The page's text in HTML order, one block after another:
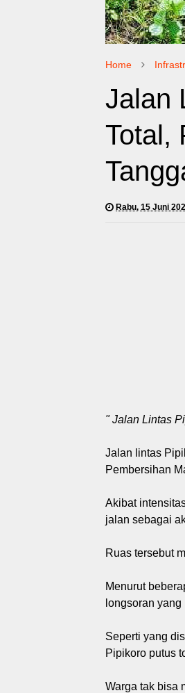
Home
Jalan
Total,
Rabu, 15 Juni
" Jalan Lintas
Jalan lintas
Pembersihan
Akibat
jalan sebagai
Ruas tersebut
Menurut
longsoran
Seperti yang
Pipikoro putus
Warga tak bisa